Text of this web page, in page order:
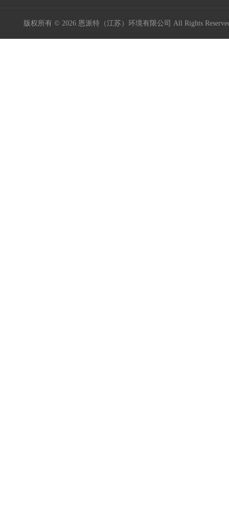
版权所有 © 2026 恩派特（江苏）环境有限公司 All Rights